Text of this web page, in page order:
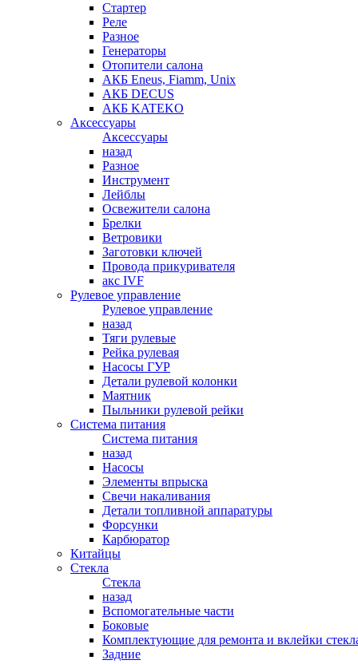
Стартер
Реле
Разное
Генераторы
Отопители салона
АКБ Eneus, Fiamm, Unix
АКБ DECUS
АКБ KATEKO
Аксессуары
Аксессуары
назад
Разное
Инструмент
Лейблы
Освежители салона
Брелки
Ветровики
Заготовки ключей
Провода прикуривателя
акс IVF
Рулевое управление
Рулевое управление
назад
Тяги рулевые
Рейка рулевая
Насосы ГУР
Детали рулевой колонки
Маятник
Пыльники рулевой рейки
Система питания
Система питания
назад
Насосы
Элементы впрыска
Свечи накаливания
Детали топливной аппаратуры
Форсунки
Карбюратор
Китайцы
Стекла
Стекла
назад
Вспомогательные части
Боковые
Комплектующие для ремонта и вклейки
Задние